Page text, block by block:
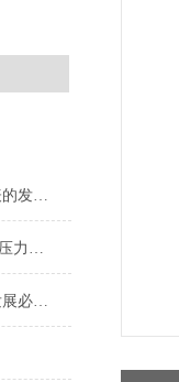
防爆YX-160-B电接点压力表的发展必须适应新环境
上海自动化仪表四厂电接点压力表结构原理和相关问题处理
YX-160-B电接点压力表的发展必须适应新环境